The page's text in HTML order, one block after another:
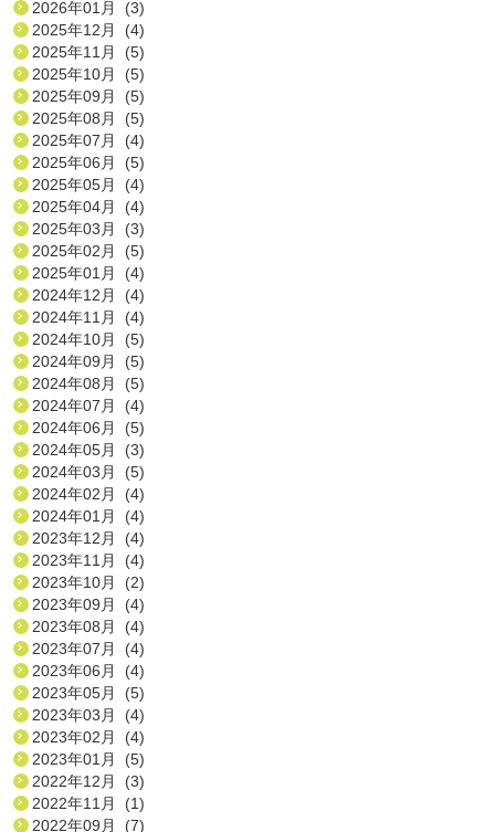
2026年01月 (3)
2025年12月 (4)
2025年11月 (5)
2025年10月 (5)
2025年09月 (5)
2025年08月 (5)
2025年07月 (4)
2025年06月 (5)
2025年05月 (4)
2025年04月 (4)
2025年03月 (3)
2025年02月 (5)
2025年01月 (4)
2024年12月 (4)
2024年11月 (4)
2024年10月 (5)
2024年09月 (5)
2024年08月 (5)
2024年07月 (4)
2024年06月 (5)
2024年05月 (3)
2024年03月 (5)
2024年02月 (4)
2024年01月 (4)
2023年12月 (4)
2023年11月 (4)
2023年10月 (2)
2023年09月 (4)
2023年08月 (4)
2023年07月 (4)
2023年06月 (4)
2023年05月 (5)
2023年03月 (4)
2023年02月 (4)
2023年01月 (5)
2022年12月 (3)
2022年11月 (1)
2022年09月 (7)